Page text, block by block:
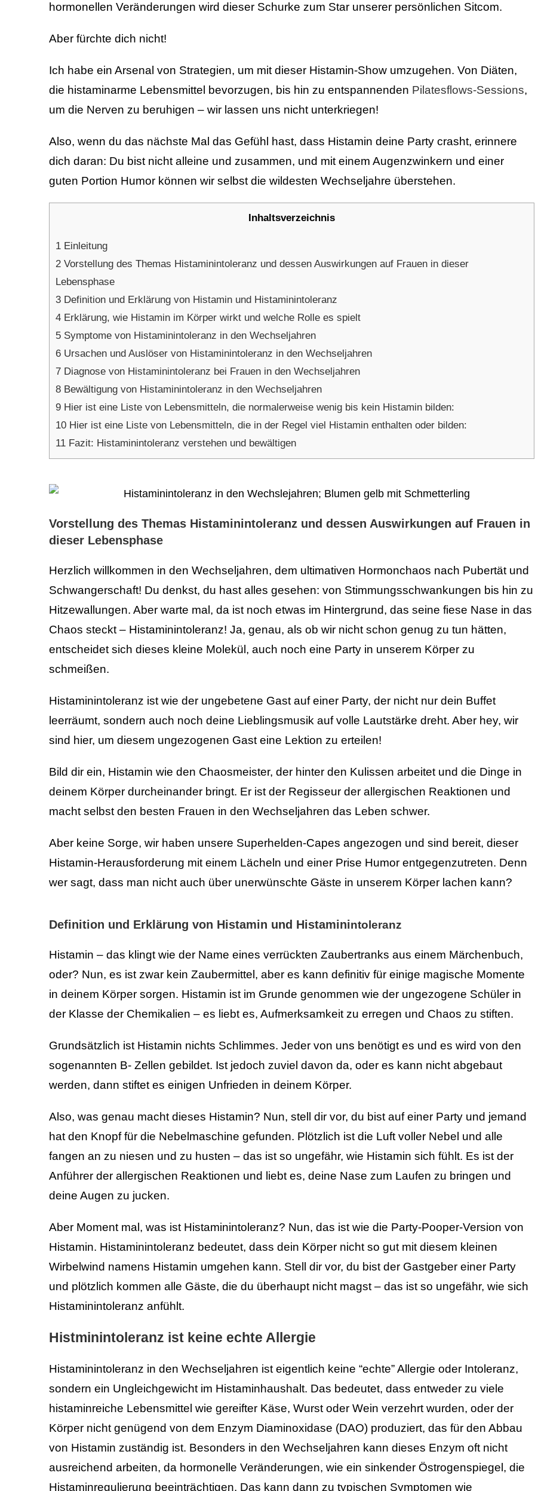
hormonellen Veränderungen wird dieser Schurke zum Star unserer persönlichen Sitcom.
Aber fürchte dich nicht!
Ich habe ein Arsenal von Strategien, um mit dieser Histamin-Show umzugehen. Von Diäten,
die histaminarme Lebensmittel bevorzugen, bis hin zu entspannenden Pilatesflows-Sessions,
um die Nerven zu beruhigen – wir lassen uns nicht unterkriegen!
Also, wenn du das nächste Mal das Gefühl hast, dass Histamin deine Party crasht, erinnere
dich daran: Du bist nicht alleine und zusammen, und mit einem Augenzwinkern und einer
guten Portion Humor können wir selbst die wildesten Wechseljahre überstehen.
Inhaltsverzeichnis
1 Einleitung
2 Vorstellung des Themas Histaminintoleranz und dessen Auswirkungen auf Frauen in dieser
Lebensphase
3 Definition und Erklärung von Histamin und Histaminintoleranz
4 Erklärung, wie Histamin im Körper wirkt und welche Rolle es spielt
5 Symptome von Histaminintoleranz in den Wechseljahren
6 Ursachen und Auslöser von Histaminintoleranz in den Wechseljahren
7 Diagnose von Histaminintoleranz bei Frauen in den Wechseljahren
8 Bewältigung von Histaminintoleranz in den Wechseljahren
9 Hier ist eine Liste von Lebensmitteln, die normalerweise wenig bis kein Histamin bilden:
10 Hier ist eine Liste von Lebensmitteln, die in der Regel viel Histamin enthalten oder bilden:
11 Fazit: Histaminintoleranz verstehen und bewältigen
Vorstellung des Themas Histaminintoleranz und dessen Auswirkungen auf Frauen in
dieser Lebensphase
Herzlich willkommen in den Wechseljahren, dem ultimativen Hormonchaos nach Pubertät und
Schwangerschaft! Du denkst, du hast alles gesehen: von Stimmungsschwankungen bis hin zu
Hitzewallungen. Aber warte mal, da ist noch etwas im Hintergrund, das seine fiese Nase in das
Chaos steckt – Histaminintoleranz! Ja, genau, als ob wir nicht schon genug zu tun hätten,
entscheidet sich dieses kleine Molekül, auch noch eine Party in unserem Körper zu
schmeißen.
Histaminintoleranz ist wie der ungebetene Gast auf einer Party, der nicht nur dein Buffet
leerräumt, sondern auch noch deine Lieblingsmusik auf volle Lautstärke dreht. Aber hey, wir
sind hier, um diesem ungezogenen Gast eine Lektion zu erteilen!
Bild dir ein, Histamin wie den Chaosmeister, der hinter den Kulissen arbeitet und die Dinge in
deinem Körper durcheinander bringt. Er ist der Regisseur der allergischen Reaktionen und
macht selbst den besten Frauen in den Wechseljahren das Leben schwer.
Aber keine Sorge, wir haben unsere Superhelden-Capes angezogen und sind bereit, dieser
Histamin-Herausforderung mit einem Lächeln und einer Prise Humor entgegenzutreten. Denn
wer sagt, dass man nicht auch über unerwünschte Gäste in unserem Körper lachen kann?
Definition und Erklärung von Histamin und Histaminintoleranz
Histamin – das klingt wie der Name eines verrückten Zaubertranks aus einem Märchenbuch,
oder? Nun, es ist zwar kein Zaubermittel, aber es kann definitiv für einige magische Momente
in deinem Körper sorgen. Histamin ist im Grunde genommen wie der ungezogene Schüler in
der Klasse der Chemikalien – es liebt es, Aufmerksamkeit zu erregen und Chaos zu stiften.
Grundsätzlich ist Histamin nichts Schlimmes. Jeder von uns benötigt es und es wird von den
sogenannten B- Zellen gebildet. Ist jedoch zuviel davon da, oder es kann nicht abgebaut
werden, dann stiftet es einigen Unfrieden in deinem Körper.
Also, was genau macht dieses Histamin? Nun, stell dir vor, du bist auf einer Party und jemand
hat den Knopf für die Nebelmaschine gefunden. Plötzlich ist die Luft voller Nebel und alle
fangen an zu niesen und zu husten – das ist so ungefähr, wie Histamin sich fühlt. Es ist der
Anführer der allergischen Reaktionen und liebt es, deine Nase zum Laufen zu bringen und
deine Augen zu jucken.
Aber Moment mal, was ist Histaminintoleranz? Nun, das ist wie die Party-Pooper-Version von
Histamin. Histaminintoleranz bedeutet, dass dein Körper nicht so gut mit diesem kleinen
Wirbelwind namens Histamin umgehen kann. Stell dir vor, du bist der Gastgeber einer Party
und plötzlich kommen alle Gäste, die du überhaupt nicht magst – das ist so ungefähr, wie sich
Histaminintoleranz anfühlt.
Histminintoleranz ist keine echte Allergie
Histaminintoleranz in den Wechseljahren ist eigentlich keine “echte” Allergie oder Intoleranz,
sondern ein Ungleichgewicht im Histaminhaushalt. Das bedeutet, dass entweder zu viele
histaminreiche Lebensmittel wie gereifter Käse, Wurst oder Wein verzehrt wurden, oder der
Körper nicht genügend von dem Enzym Diaminoxidase (DAO) produziert, das für den Abbau
von Histamin zuständig ist. Besonders in den Wechseljahren kann dieses Enzym oft nicht
ausreichend arbeiten, da hormonelle Veränderungen, wie ein sinkender Östrogenspiegel, die
Histaminregulierung beeinträchtigen. Das kann dann zu typischen Symptomen wie